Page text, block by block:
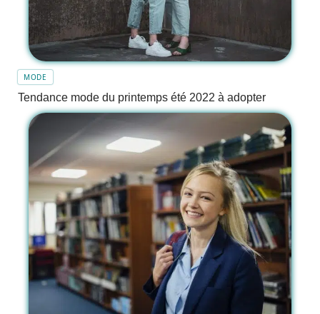
MODE
Tendance mode du printemps été 2022 à adopter